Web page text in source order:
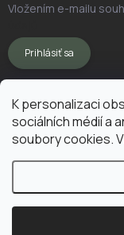
K personalizaci
sociálních médií a
soubory cookies.
Vložením e-mailu
Prihlásiť sa
Copyright 2026